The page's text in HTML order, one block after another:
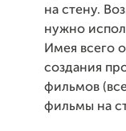
на стену.
нужно
Имея всего
создания
фильмов
фильмы на